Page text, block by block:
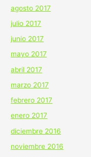
agosto 2017
julio 2017
junio 2017
mayo 2017
abril 2017
marzo 2017
febrero 2017
enero 2017
diciembre 2016
noviembre 2016